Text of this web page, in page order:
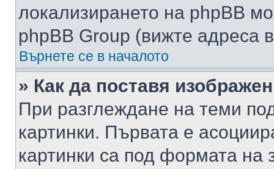
локализирането на phpBB
phpBB Group (вижте адреса
Върнете се в началото
» Как да поставя
При разглеждане на теми
картинки. Първата е
картинки са под формата на